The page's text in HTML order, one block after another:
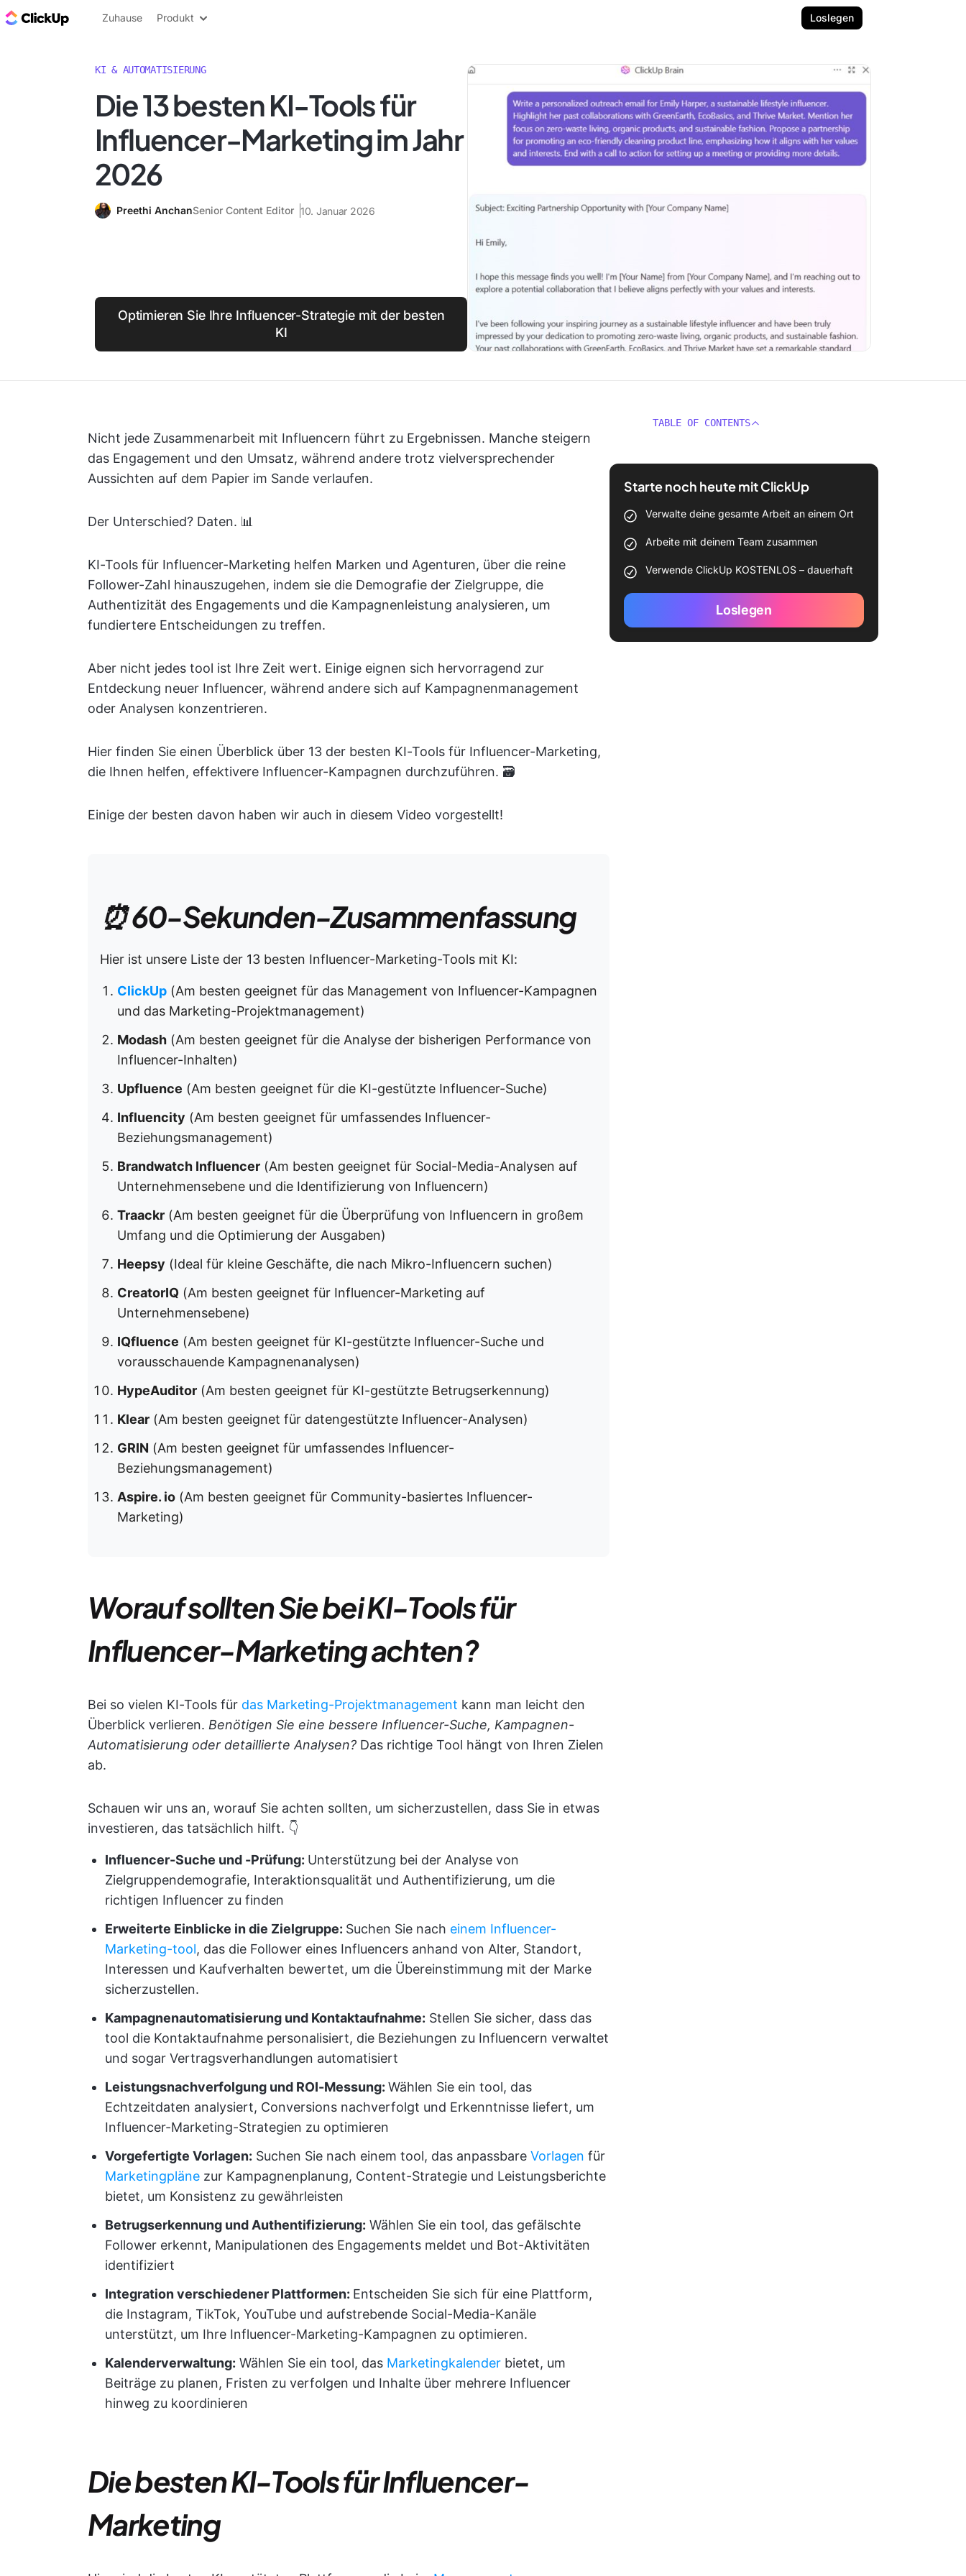
ClickUp Blog
Zuhause Produkt Loslegen
KI & AUTOMATISIERUNG
Die 13 besten KI-Tools für
Influencer-Marketing im Jahr
2026
Preethi AnchanSenior Content Editor 10. Januar 2026
Optimieren Sie Ihre Influencer-Strategie mit der besten
KI
Nicht jede Zusammenarbeit mit Influencern führt zu Ergebnissen. Manche steigern
das Engagement und den Umsatz, während andere trotz vielversprechender
Aussichten auf dem Papier im Sande verlaufen.
Der Unterschied? Daten. 📊
KI-Tools für Influencer-Marketing helfen Marken und Agenturen, über die reine
Follower-Zahl hinauszugehen, indem sie die Demografie der Zielgruppe, die
Authentizität des Engagements und die Kampagnenleistung analysieren, um
fundiertere Entscheidungen zu treffen.
Aber nicht jedes tool ist Ihre Zeit wert. Einige eignen sich hervorragend zur
Entdeckung neuer Influencer, während andere sich auf Kampagnenmanagement
oder Analysen konzentrieren.
Hier finden Sie einen Überblick über 13 der besten KI-Tools für Influencer-Marketing,
die Ihnen helfen, effektivere Influencer-Kampagnen durchzuführen. 🗃️
Einige der besten davon haben wir auch in diesem Video vorgestellt!
⏰ 60-Sekunden-Zusammenfassung
Hier ist unsere Liste der 13 besten Influencer-Marketing-Tools mit KI:
ClickUp (Am besten geeignet für das Management von Influencer-Kampagnen
und das Marketing-Projektmanagement)
Modash (Am besten geeignet für die Analyse der bisherigen Performance von
Influencer-Inhalten)
Upfluence (Am besten geeignet für die KI-gestützte Influencer-Suche)
Influencity (Am besten geeignet für umfassendes Influencer-
Beziehungsmanagement)
Brandwatch Influencer (Am besten geeignet für Social-Media-Analysen auf
Unternehmensebene und die Identifizierung von Influencern)
Traackr (Am besten geeignet für die Überprüfung von Influencern in großem
Umfang und die Optimierung der Ausgaben)
Heepsy (Ideal für kleine Geschäfte, die nach Mikro-Influencern suchen)
CreatorIQ (Am besten geeignet für Influencer-Marketing auf
Unternehmensebene)
IQfluence (Am besten geeignet für KI-gestützte Influencer-Suche und
vorausschauende Kampagnenanalysen)
HypeAuditor (Am besten geeignet für KI-gestützte Betrugserkennung)
Klear (Am besten geeignet für datengestützte Influencer-Analysen)
GRIN (Am besten geeignet für umfassendes Influencer-
Beziehungsmanagement)
Aspire. io (Am besten geeignet für Community-basiertes Influencer-
Marketing)
Worauf sollten Sie bei KI-Tools für
Influencer-Marketing achten?
Bei so vielen KI-Tools für das Marketing-Projektmanagement kann man leicht den
Überblick verlieren. Benötigen Sie eine bessere Influencer-Suche, Kampagnen-
Automatisierung oder detaillierte Analysen? Das richtige Tool hängt von Ihren Zielen
ab.
Schauen wir uns an, worauf Sie achten sollten, um sicherzustellen, dass Sie in etwas
investieren, das tatsächlich hilft. 👇
Influencer-Suche und -Prüfung: Unterstützung bei der Analyse von
Zielgruppendemografie, Interaktionsqualität und Authentifizierung, um die
richtigen Influencer zu finden
Erweiterte Einblicke in die Zielgruppe: Suchen Sie nach einem Influencer-
Marketing-tool, das die Follower eines Influencers anhand von Alter, Standort,
Interessen und Kaufverhalten bewertet, um die Übereinstimmung mit der Marke
sicherzustellen.
Kampagnenautomatisierung und Kontaktaufnahme: Stellen Sie sicher, dass das
tool die Kontaktaufnahme personalisiert, die Beziehungen zu Influencern verwaltet
und sogar Vertragsverhandlungen automatisiert
Leistungsnachverfolgung und ROI-Messung: Wählen Sie ein tool, das
Echtzeitdaten analysiert, Conversions nachverfolgt und Erkenntnisse liefert, um
Influencer-Marketing-Strategien zu optimieren
Vorgefertigte Vorlagen: Suchen Sie nach einem tool, das anpassbare Vorlagen für
Marketingpläne zur Kampagnenplanung, Content-Strategie und Leistungsberichte
bietet, um Konsistenz zu gewährleisten
Betrugserkennung und Authentifizierung: Wählen Sie ein tool, das gefälschte
Follower erkennt, Manipulationen des Engagements meldet und Bot-Aktivitäten
identifiziert
Integration verschiedener Plattformen: Entscheiden Sie sich für eine Plattform,
die Instagram, TikTok, YouTube und aufstrebende Social-Media-Kanäle
unterstützt, um Ihre Influencer-Marketing-Kampagnen zu optimieren.
Kalenderverwaltung: Wählen Sie ein tool, das Marketingkalender bietet, um
Beiträge zu planen, Fristen zu verfolgen und Inhalte über mehrere Influencer
hinweg zu koordinieren
Die besten KI-Tools für Influencer-
Marketing
TABLE OF CONTENTS
Starte noch heute mit ClickUp
Verwalte deine gesamte Arbeit an einem Ort
Arbeite mit deinem Team zusammen
Verwende ClickUp KOSTENLOS – dauerhaft
Loslegen